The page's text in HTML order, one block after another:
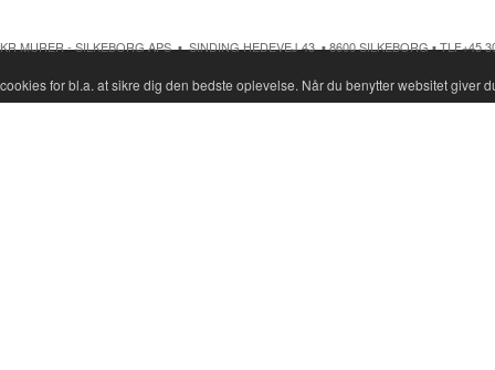
KR MURER - SILKEBORG APS ▪ SINDING HEDEVEJ 43 ▪ 8600 SILKEBORG ▪ TLF+45
cookies for bl.a. at sikre dig den bedste oplevelse. Når du benytter websitet giver